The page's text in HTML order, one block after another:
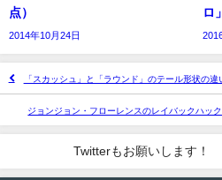
点）
2014年10月24日
ロ
「スカッシュ」と「ラウンド」のテール形状の
ジョンジョン・フローレンスのレイバックハッ
Twitterもお願いします！